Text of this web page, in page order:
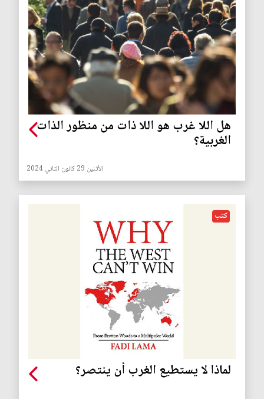
هل اللا غرب هو اللا ذات من منظور الذات
الغربية؟
الأثنين 29 كانون الثاني 2024
كتب
لماذا لا يستطيع الغرب أن ينتصر؟